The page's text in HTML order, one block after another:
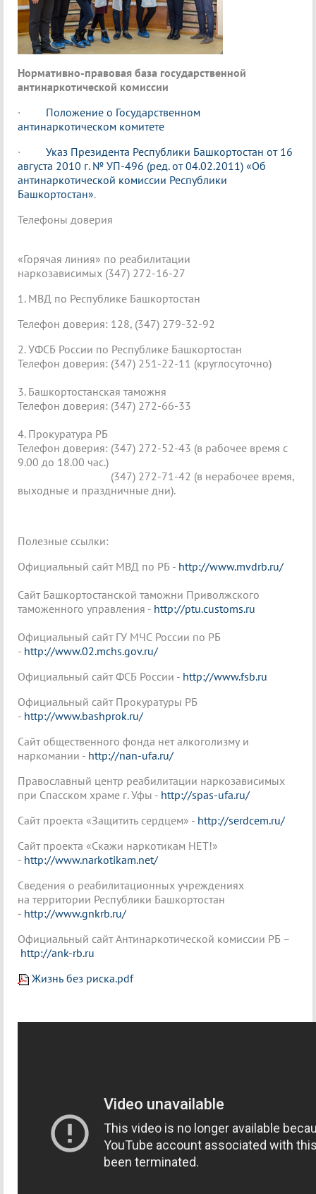
Нормативно-правовая база государственной
антинаркотической комиссии
· Положение о Государственном
антинаркотическом комитете
· Указ Президента Республики Башкортостан от 16
августа 2010 г. № УП-496 (ред. от 04.02.2011) «Об
антинаркотической комиссии Республики
Башкортостан».
Телефоны доверия
«Горячая линия» по реабилитации
наркозависимых (347) 272-16-27
1. МВД по Республике Башкортостан
Телефон доверия: 128, (347) 279-32-92
2. УФСБ России по Республике Башкортостан
Телефон доверия: (347) 251-22-11 (круглосуточно)
3. Башкортостанская таможня
Телефон доверия: (347) 272-66-33
4. Прокуратура РБ
Телефон доверия: (347) 272-52-43 (в рабочее время с
9.00 до 18.00 час.)
(347) 272-71-42 (в нерабочее время,
выходные и праздничные дни).
Полезные ссылки:
Официальный сайт МВД по РБ - http://www.mvdrb.ru/
Сайт Башкортостанской таможни Приволжского
таможенного управления - http://ptu.customs.ru
Официальный сайт ГУ МЧС России по РБ
- http://www.02.mchs.gov.ru/
Официальный сайт ФСБ России - http://www.fsb.ru
Официальный сайт Прокуратуры РБ
- http://www.bashprok.ru/
Сайт общественного фонда нет алкоголизму и
наркомании - http://nan-ufa.ru/
Православный центр реабилитации наркозависимых
при Спасском храме г. Уфы - http://spas-ufa.ru/
Cайт проекта «Защитить сердцем» - http://serdcem.ru/
Сайт проекта «Скажи наркотикам НЕТ!»
- http://www.narkotikam.net/
Сведения о реабилитационных учреждениях
на территории Республики Башкортостан
- http://www.gnkrb.ru/
Официальный сайт Антинаркотической комиссии РБ –
http://ank-rb.ru
Жизнь без риска.pdf